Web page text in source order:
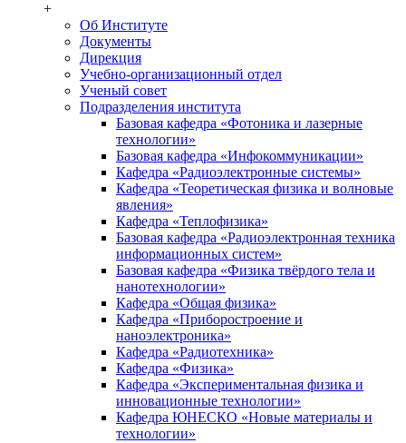
+
Об Институте
Документы
Дирекция
Учебно-организационный отдел
Ученый совет
Подразделения института
Базовая кафедра «Фотоника и лазерные
технологии»
Базовая кафедра «Инфокоммуникации»
Кафедра «Радиоэлектронные системы»
Кафедра «Теоретическая физика и волновые
явления»
Кафедра «Теплофизика»
Базовая кафедра «Радиоэлектронная техника
информационных систем»
Базовая кафедра «Физика твёрдого тела и
нанотехнологии»
Кафедра «Общая физика»
Кафедра «Приборостроение и
наноэлектроника»
Кафедра «Радиотехника»
Кафедра «Физика»
Кафедра «Экспериментальная физика и
инновационные технологии»
Кафедра ЮНЕСКО «Новые материалы и
технологии»